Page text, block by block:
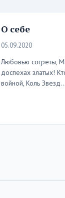
О себе
05.09.2020
Любовью согреты,
доспехах златых!
войной, Коль Звезд…